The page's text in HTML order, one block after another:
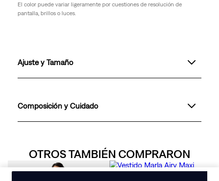
El color puede variar ligeramente por cuestiones de resolución de
pantalla, brillos o luces.
Ajuste y Tamaño
Composición y Cuidado
OTROS TAMBIÉN COMPRARON